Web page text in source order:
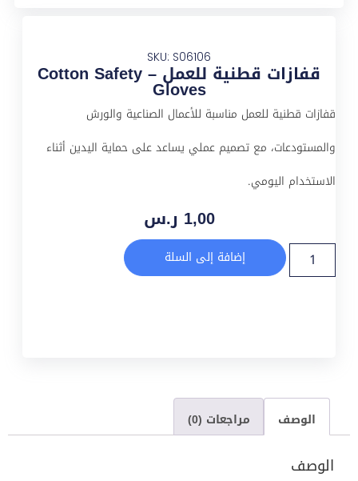
SKU: S06106
قفازات قطنية للعمل – Cotton Safety
Gloves
قفازات قطنية للعمل مناسبة للأعمال الصناعية والورش
والمستودعات، مع تصميم عملي يساعد على حماية اليدين أثناء
الاستخدام اليومي.
1,00 ر.س
إضافة إلى السلة
الوصف مراجعات (0)
الوصف